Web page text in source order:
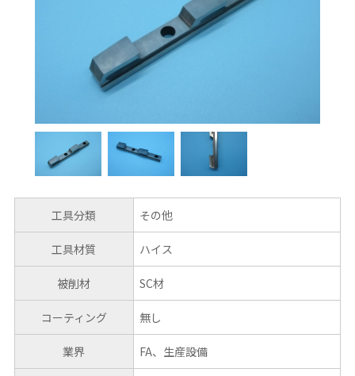
工具分類 その他
工具材質 ハイス
被削材 SC材
コーティング 無し
業界 FA、生産設備